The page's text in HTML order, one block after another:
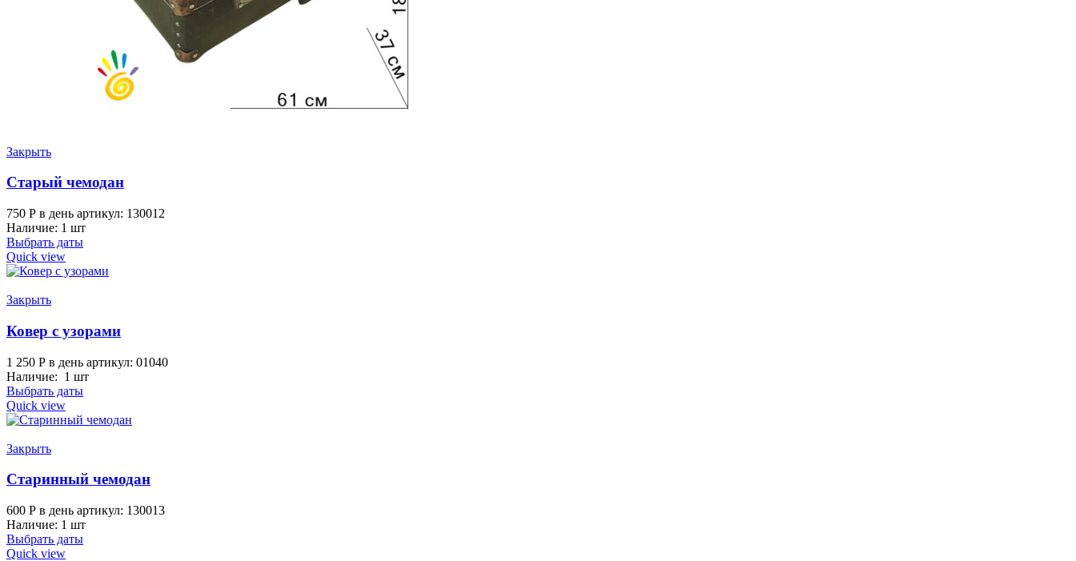
Закрыть
Старый чемодан
750 Р в день артикул: 130012
Наличие: 1 шт
Выбрать даты
Quick view
Закрыть
Ковер с узорами
1 250 Р в день артикул: 01040
Наличие: 1 шт
Выбрать даты
Quick view
Закрыть
Старинный чемодан
600 Р в день артикул: 130013
Наличие: 1 шт
Выбрать даты
Quick view